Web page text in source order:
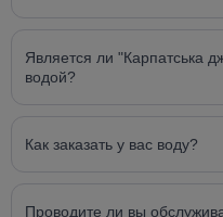
Является ли "Карпатська
водой?
Как заказать у вас воду?
Проводите ли вы